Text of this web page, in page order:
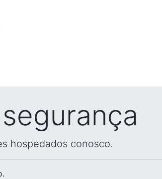
hospedados conosco.